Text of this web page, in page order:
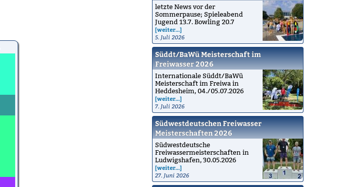
letzte News vor der
Sommerpause; Spieleabend
Jugend 13.7. Bowling 20.7
[weiter...]
5. Juli 2026
Süddt/BaWü Meisterschaft im
Freiwasser 2026
Internationale Süddt/BaWü
Meisterschaft im Freiwa in
Heddesheim, 04./05.07.2026
[weiter...]
7. Juli 2026
Südwestdeutschen Freiwasser
Meisterschaften 2026
Südwestdeutsche
Freiwassermeisterschaften in
Ludwigshafen, 30.05.2026
[weiter...]
27. Juni 2026